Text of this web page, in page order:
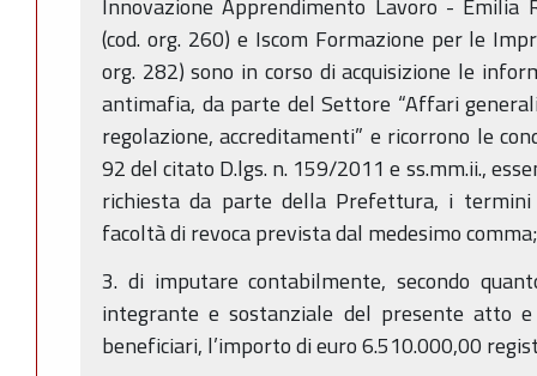
(cod. org. 260) e Iscom Formazione per le
org. 282) sono in corso di acquisizione le
antimafia, da parte del Settore “Affari
regolazione, accreditamenti” e ricorrono le
92 del citato D.lgs. n. 159/2011 e ss.mm.ii.,
richiesta da parte della Prefettura, i
facoltà di revoca prevista dal medesimo comma;
3. di imputare contabilmente, secondo
integrante e sostanziale del presente atto
beneficiari, l’importo di euro 6.510.000,00